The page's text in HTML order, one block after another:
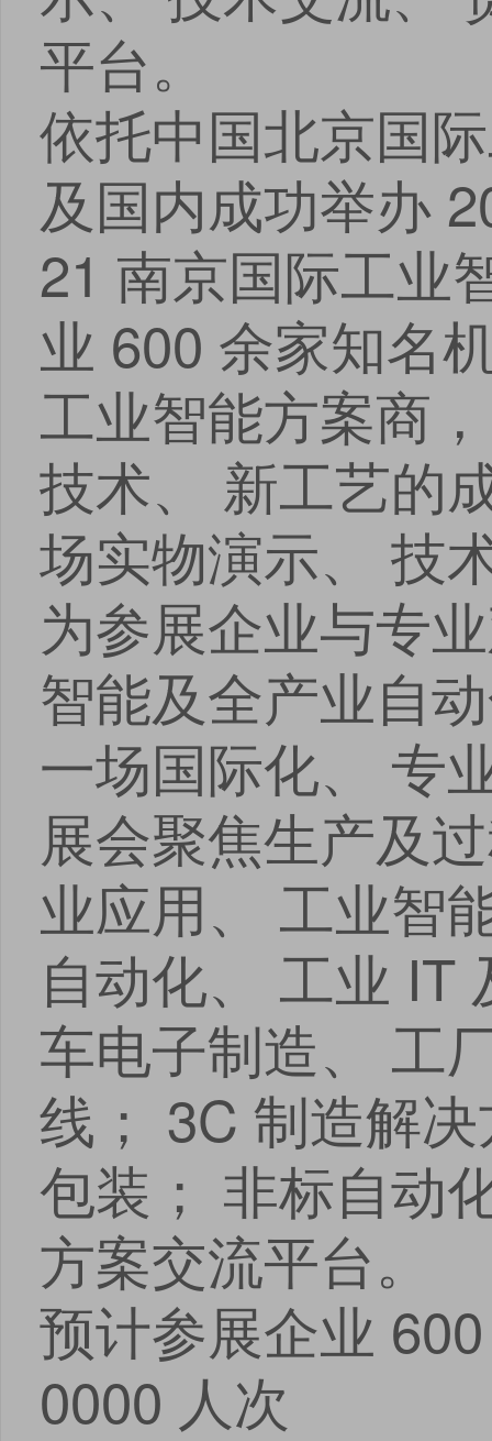
平台。
依托中国北京国
及国内成功举办
21 南京国际工业
业 600 余家知名
工业智能方案商
技术、 新工艺的
场实物演示、 技
为参展企业与专
智能及全产业自
一场国际化、 专
展会聚焦生产及
业应用、 工业智
自动化、 工业 IT
车电子制造、 工
线； 3C 制造解
包装； 非标自动
方案交流平台。
预计参展企业
0000 人次